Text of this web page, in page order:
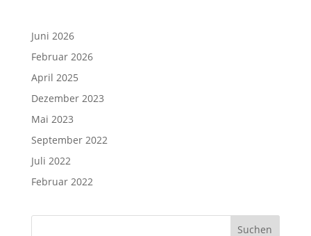
Juni 2026
Februar 2026
April 2025
Dezember 2023
Mai 2023
September 2022
Juli 2022
Februar 2022
Suchen